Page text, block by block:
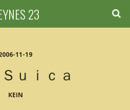
23
11-19
ｕｉｃａ
KEIN